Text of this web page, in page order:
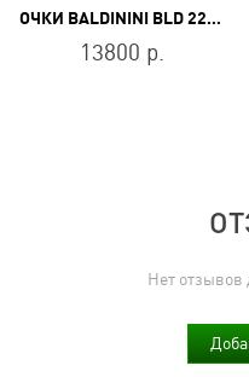
ОЧКИ BALDININI BLD 2210 MF 603
13800 р.
Нет отзывов